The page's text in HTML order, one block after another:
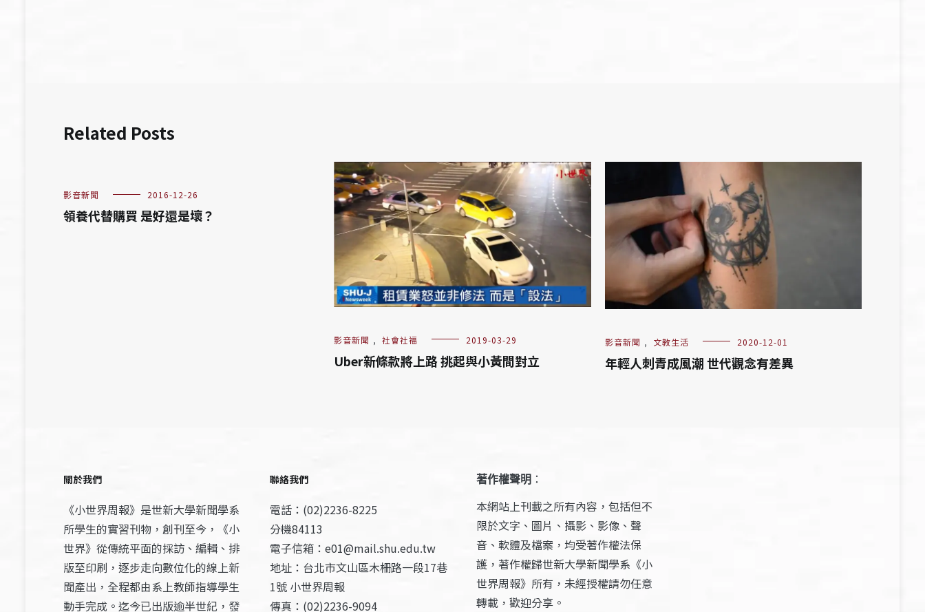
Related Posts
影音新聞 2016-12-26
領養代替購買 是好還是壞？
影音新聞 , 社會社福 2019-03-29
Uber新條款將上路 挑起與小黃間對立
影音新聞 , 文教生活 2020-12-01
年輕人刺青成風潮 世代觀念有差異
關於我們
《小世界周報》是世新大學新聞學系
所學生的實習刊物，創刊至今，《小
世界》從傳統平面的採訪、編輯、排
版至印刷，逐步走向數位化的線上新
聞產出，全程都由系上教師指導學生
動手完成。迄今已出版逾半世紀，發
聯絡我們
電話：(02)2236-8225
分機84113
電子信箱：e01@mail.shu.edu.tw
地址：台北市文山區木柵路一段17巷
1號 小世界周報
傳真：(02)2236-9094
著作權聲明 ：
本網站上刊載之所有內容，包括但不
限於文字、圖片、攝影、影像、聲
音、軟體及檔案，均受著作權法保
護，著作權歸世新大學新聞學系《小
世界周報》所有，未經授權請勿任意
轉載，歡迎分享。